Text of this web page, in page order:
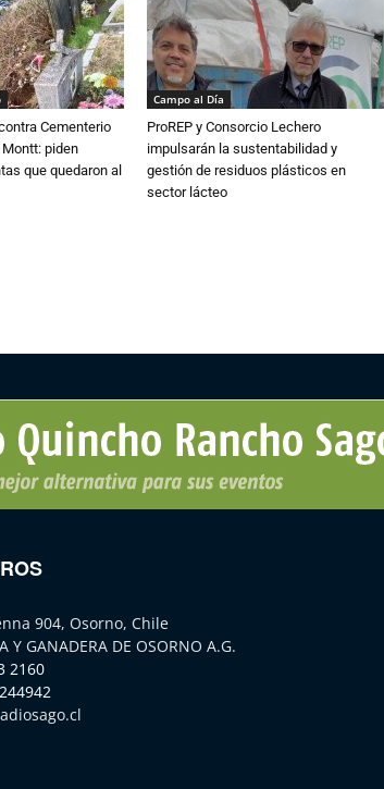
Cementerio
piden
que quedaron al
Campo al Día
ProREP y Consorcio Lechero
impulsarán la sustentabilidad y
gestión de residuos plásticos en
sector lácteo
904, Osorno, Chile
Y GANADERA DE OSORNO A.G.
2160